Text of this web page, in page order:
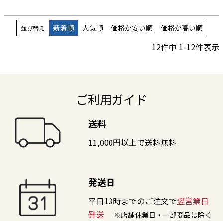
並び替え 新着順 人気順 価格が安い順 価格が高い順
12件中 1-12件表示
ご利用ガイド
送料
11,000円以上で送料無料
発送日
平日13時までのご注文で翌営業日
発送
※店舗休業日・一部商品は除く